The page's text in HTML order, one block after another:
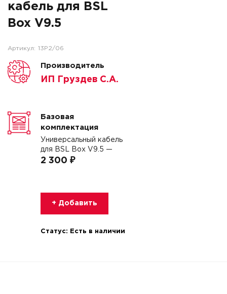
кабель для BSL
Box V9.5
Артикул: 13P2/06
Производитель
ИП Груздев С.А.
Базовая
комплектация
Универсальный кабель
для BSL Box V9.5 —
2 300 ₽
+ Добавить
Статус: Есть в наличии